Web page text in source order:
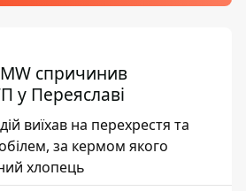
спричинив
у Переяславі
виїхав на перехрестя та
за кермом якого
хлопець